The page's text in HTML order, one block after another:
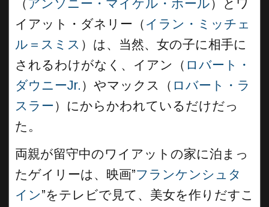
（ アンソニー・マイケル・ホール ）とワ
イアット・ダネリー（ イラン・ミッチェ
ル＝スミス ）は、当然、女の子に相手に
されるわけがなく、イアン（ ロバート・
ダウニーJr. ）やマックス（ ロバート・ラ
スラー）にからかわれているだけだっ
た。
両親が留守中のワイアットの家に泊まっ
たゲイリーは、映画”フランケンシュタ
イン”をテレビで見て、美女を作りだすこ